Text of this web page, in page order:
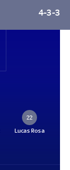
4-3-3
22
Lucas Rosa